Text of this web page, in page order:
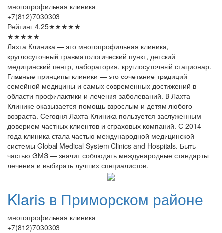
многопрофильная клиника
+7(812)7030303
Рейтинг 4.25★★★★★
★★★★★
Лахта Клиника — это многопрофильная клиника,
круглосуточный травматологический пункт, детский
медицинский центр, лаборатория, круглосуточный стационар.
Главные принципы клиники — это сочетание традиций
семейной медицины и самых современных достижений в
области профилактики и лечения заболеваний. В Лахта
Клинике оказывается помощь взрослым и детям любого
возраста. Сегодня Лахта Клиника пользуется заслуженным
доверием частных клиентов и страховых компаний. С 2014
года клиника стала частью международной медицинской
системы Global Medical System Clinics and Hospitals. Быть
частью GMS — значит соблюдать международные стандарты
лечения и выбирать лучших специалистов.
Klaris в Приморском районе
многопрофильная клиника
+7(812)7030303